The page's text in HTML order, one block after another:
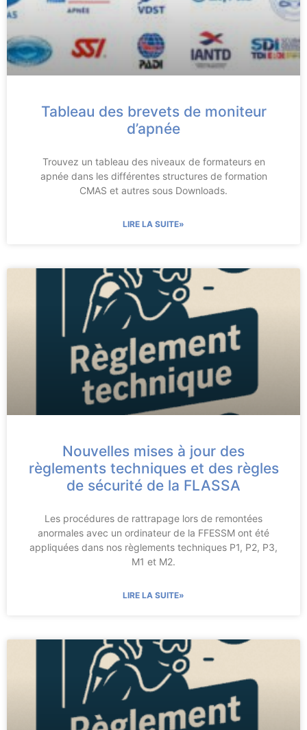
Tableau des brevets de moniteur
d’apnée
Trouvez un tableau des niveaux de formateurs en
apnée dans les différentes structures de formation
CMAS et autres sous Downloads.
LIRE LA SUITE»
Nouvelles mises à jour des
règlements techniques et des règles
de sécurité de la FLASSA
Les procédures de rattrapage lors de remontées
anormales avec un ordinateur de la FFESSM ont été
appliquées dans nos règlements techniques P1, P2, P3,
M1 et M2.
LIRE LA SUITE»